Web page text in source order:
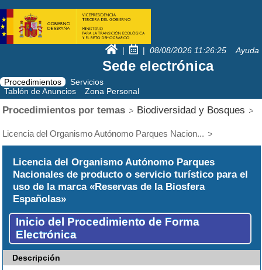
| | 08/08/2026 11:26:26 Ayuda
Sede electrónica
Procedimientos
Servicios
Tablón de Anuncios
Zona Personal
Procedimientos por temas Biodiversidad y Bosques
Licencia del Organismo Autónomo Parques Nacion...
Licencia del Organismo Autónomo Parques
Nacionales de producto o servicio turístico para el
uso de la marca «Reservas de la Biosfera
Españolas»
Inicio del Procedimiento de Forma
Electrónica
Descripción